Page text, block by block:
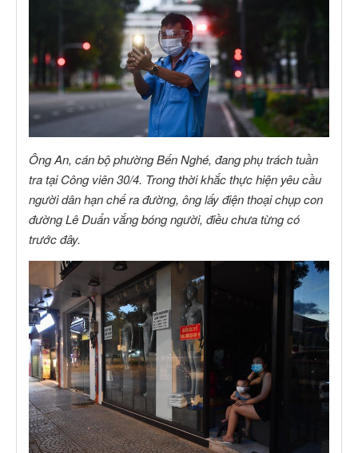
Ông An, cán bộ phường Bến Nghé, đang phụ trách tuần
tra tại Công viên 30/4. Trong thời khắc thực hiện yêu cầu
người dân hạn chế ra đường, ông lấy điện thoại chụp con
đường Lê Duẩn vắng bóng người, điều chưa từng có
trước đây.